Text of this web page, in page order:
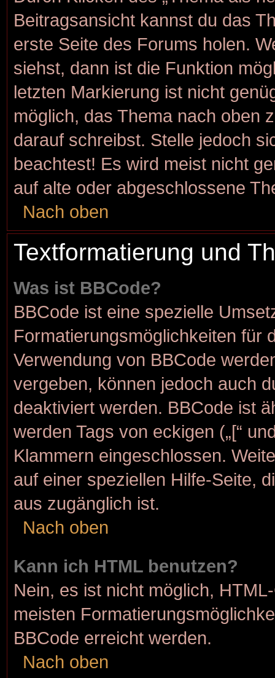
Beitragsansicht kannst du das
erste Seite des Forums holen.
siehst, dann ist die Funktion
letzten Markierung ist nicht
möglich, das Thema nach oben
darauf schreibst. Stelle jedoch
beachtest! Es wird meist nicht
auf alte oder abgeschlossene
Nach oben
Textformatierung und
Was ist BBCode?
BBCode ist eine spezielle
Formatierungsmöglichkeiten für
Verwendung von BBCode
vergeben, können jedoch auch
deaktiviert werden. BBCode ist
werden Tags von eckigen („[“
Klammern eingeschlossen.
auf einer speziellen Hilfe-Seite,
aus zugänglich ist.
Nach oben
Kann ich HTML benutzen?
Nein, es ist nicht möglich,
meisten
BBCode erreicht werden.
Nach oben